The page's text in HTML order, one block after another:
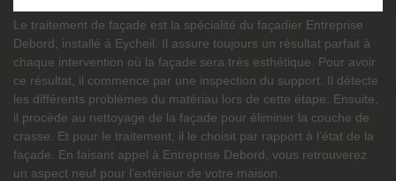
Le traitement de façade est la spécialité du façadier Entreprise
Debord, installé à Eycheil. Il assure toujours un résultat parfait à
chaque intervention où la façade sera très esthétique. Pour avoir
ce résultat, il commence par une inspection du support. Il détecte
les différents problèmes du matériau lors de cette étape. Ensuite,
il procède au nettoyage de la façade pour éliminer la couche de
crasse. Et pour le traitement, il le choisit par rapport à l’état de la
façade. En faisant appel à Entreprise Debord, vous retrouverez
un aspect neuf pour l’extérieur de votre maison.